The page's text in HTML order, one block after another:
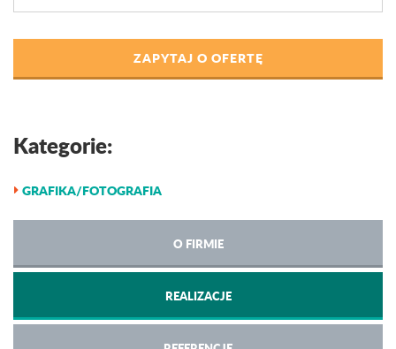
ZAPYTAJ O OFERTĘ
Kategorie:
GRAFIKA/FOTOGRAFIA
O FIRMIE
REALIZACJE